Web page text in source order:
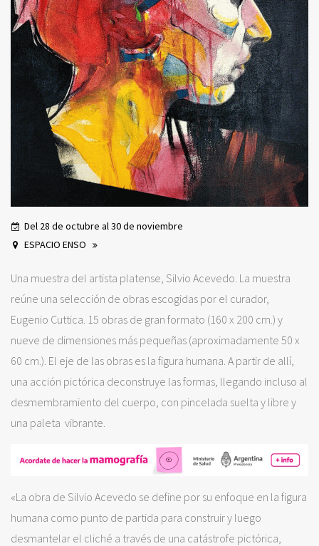
Del 28 de octubre al 30 de noviembre
ESPACIO ENSO
Una muestra del artista platense, Silvio Acevedo. La muestra
reúne una selección de obras escogidas por el curador,
Eugenio Cuttica. 15 obras de gran formato (160 x 200 cm.) y
nueve de dimensiones más pequeñas (aproximadamente 50 x
60 cm.). El eje de las obras es la figura humana. A partir de allí,
una acción pictórica deconstruye las formas, llegando incluso al
desmembramiento del cuerpo, con pincelada suelta y libre y
una paleta vibrante.
«La obra de Silvio Acevedo se define por su enfoque en la figura
humana como punto de partida para construir y luego
desmantelar el cliché a través de una catástrofe pictórica,